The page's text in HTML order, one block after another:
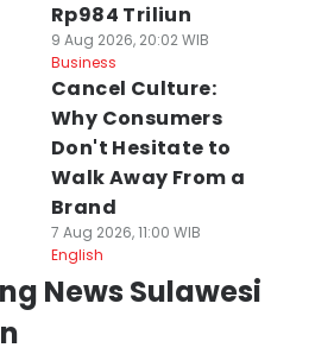
Rp984 Triliun
9 Aug 2026, 20:02 WIB
Business
Cancel Culture:
Why Consumers
Don't Hesitate to
Walk Away From a
Brand
7 Aug 2026, 11:00 WIB
English
News Sulawesi